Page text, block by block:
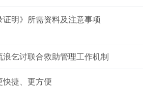
明》所需资料及注意事项
乞讨联合救助管理工作机制
捷、更方便